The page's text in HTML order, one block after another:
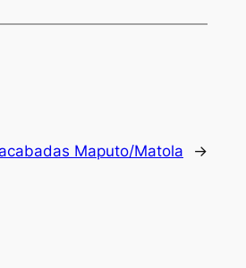
Maputo/Matola →